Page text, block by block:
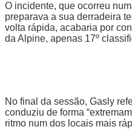
O incidente, que ocorreu
preparava a sua derradeira
volta rápida, acabaria por
da Alpine, apenas 17º
No final da sessão, Gasly
conduziu de forma
ritmo num dos locais mais